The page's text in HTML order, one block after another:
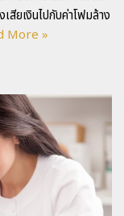
สียเงินไปกับค่าโฟมล้าง
More »